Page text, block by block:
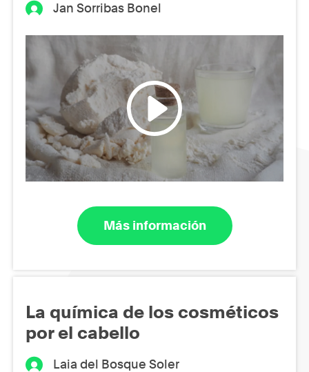
Jan Sorribas Bonel
Más información
La química de los cosméticos
por el cabello
Laia del Bosque Soler